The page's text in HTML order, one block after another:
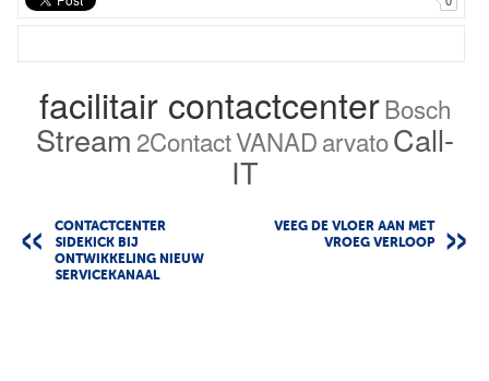
facilitair contactcenterBosch
Stream 2ContactVANADarvatoCall-
IT
CONTACTCENTER
SIDEKICK BIJ
ONTWIKKELING NIEUW
SERVICEKANAAL
VEEG DE VLOER AAN MET
VROEG VERLOOP